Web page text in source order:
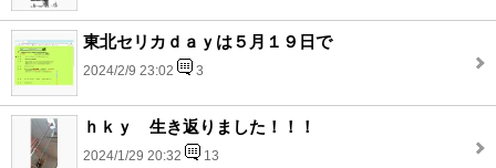
東北セリカｄａｙは５月１９日で
2024/2/9 23:02 3
ｈｋｙ 生き返りました！！！
2024/1/29 20:32 13